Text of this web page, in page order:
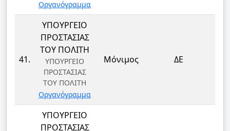
Οργανόγραμμα
41.
ΥΠΟΥΡΓΕΙΟ
ΠΡΟΣΤΑΣΙΑΣ
ΤΟΥ ΠΟΛΙΤΗ
ΥΠΟΥΡΓΕΙΟ
ΠΡΟΣΤΑΣΙΑΣ
ΤΟΥ ΠΟΛΙΤΗ
Οργανόγραμμα
Μόνιμος ΔΕ
ΥΠΟΥΡΓΕΙΟ
ΠΡΟΣΤΑΣΙΑΣ